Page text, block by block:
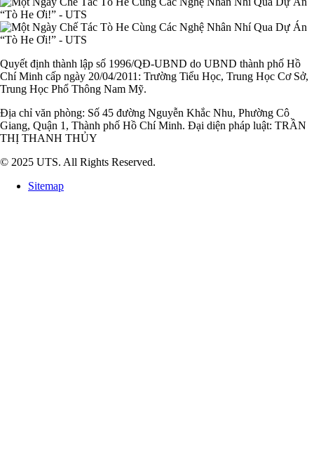
Quyết định thành lập số 1996/QĐ-UBND do UBND thành phố Hồ
Chí Minh cấp ngày 20/04/2011: Trường Tiểu Học, Trung Học Cơ Sở,
Trung Học Phổ Thông Nam Mỹ.
Địa chỉ văn phòng: Số 45 đường Nguyễn Khắc Nhu, Phường Cô
Giang, Quận 1, Thành phố Hồ Chí Minh. Đại diện pháp luật: TRẦN
THỊ THANH THỦY
© 2025 UTS. All Rights Reserved.
Sitemap